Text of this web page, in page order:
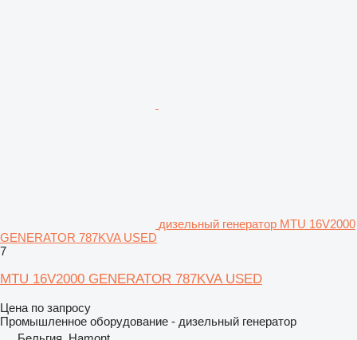
дизельный генератор MTU 16V2000
GENERATOR 787KVA USED
7
MTU 16V2000 GENERATOR 787KVA USED
Цена по запросу
Промышленное оборудование - дизельный генератор